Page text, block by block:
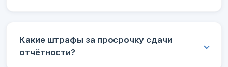
Какие штрафы за просрочку сдачи
отчётности?